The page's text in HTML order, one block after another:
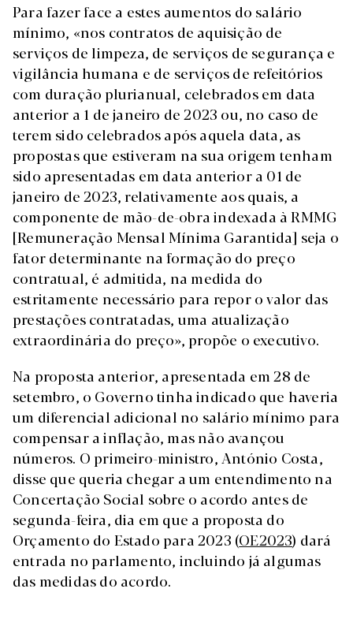
Para fazer face a estes aumentos do salário
mínimo, «nos contratos de aquisição de
serviços de limpeza, de serviços de segurança e
vigilância humana e de serviços de refeitórios
com duração plurianual, celebrados em data
anterior a 1 de janeiro de 2023 ou, no caso de
terem sido celebrados após aquela data, as
propostas que estiveram na sua origem tenham
sido apresentadas em data anterior a 01 de
janeiro de 2023, relativamente aos quais, a
componente de mão-de-obra indexada à RMMG
[Remuneração Mensal Mínima Garantida] seja o
fator determinante na formação do preço
contratual, é admitida, na medida do
estritamente necessário para repor o valor das
prestações contratadas, uma atualização
extraordinária do preço», propõe o executivo.
Na proposta anterior, apresentada em 28 de
setembro, o Governo tinha indicado que haveria
um diferencial adicional no salário mínimo para
compensar a inflação, mas não avançou
números. O primeiro-ministro, António Costa,
disse que queria chegar a um entendimento na
Concertação Social sobre o acordo antes de
segunda-feira, dia em que a proposta do
Orçamento do Estado para 2023 (OE2023) dará
entrada no parlamento, incluindo já algumas
das medidas do acordo.